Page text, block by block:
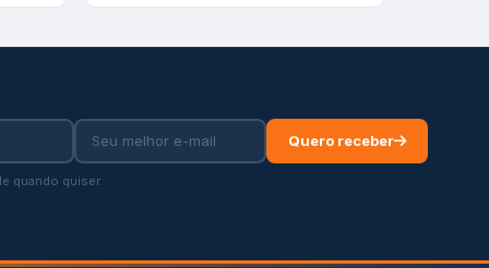
Quero receber
quando quiser.